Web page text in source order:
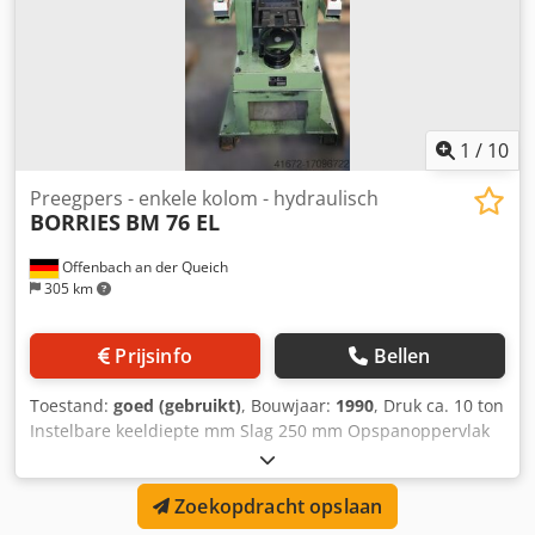
1 / 10
Offenbach an der Queich
305 km
Preegpers - enkele kolom - hydraulisch
BORRIES BM 76 EL
Prijsinfo Bellen
Toestand: goed (gebruikt), Bouwjaar: 1990, Druk ca. 10 ton
Instelbare keeldiepte mm Slag 250 mm Opspanoppervlak
tafel 220 x 220 mm mm Materiaaldiameter max. ca. Ø 267
mm Totaal benodigd vermogen 1,5 kW Machinegewicht ca.
430 kg Benodigde ruimte ca. 899 x 772 x 1520 m Rol
Zoekopdracht opslaan